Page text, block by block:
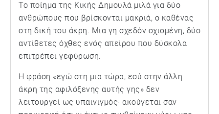
Το ποίημα της Κικής Δημουλά μιλά για δύο
ανθρώπους που βρίσκονται μακριά, ο καθένας
στη δική του άκρη. Μια γη σχεδόν σχισμένη, δύο
αντίθετες όχθες ενός απείρου που δύσκολα
επιτρέπει γεφύρωση.
Η φράση «εγώ στη μια τώρα, εσύ στην άλλη
άκρη της αφιλόξενης αυτής γης» δεν
λειτουργεί ως υπαινιγμός· ακούγεται σαν